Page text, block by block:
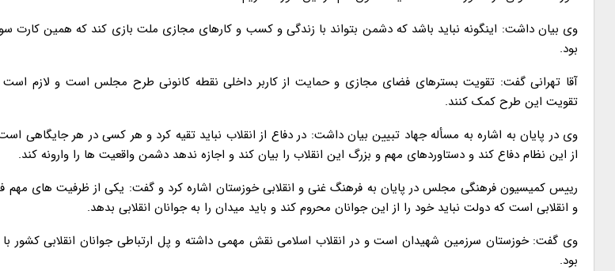
وی بیان داشت: اینگونه نباید باشد که دشمن بتواند با زندگی و کسب و کارهای مجازی ملت بازی کند که همین کارت
بود.
آقا تهرانی گفت: تقویت بسترهای فضای مجازی و حمایت از کاربر داخلی نقطه کانونی طرح مجلس است و لازم است
تقویت این طرح کمک کنند.
وی در پایان به اشاره به مسأله جهاد تبیین بیان داشت: در دفاع از انقلاب نباید تقیه کرد و هر کسی در هر جایگاهی است
از این نظام دفاع کند و دستاوردهای مهم و بزرگ این انقلاب را بیان کند و اجازه ندهد دشمن واقعیت ها را وارونه کند.
رییس کمیسیون فرهنگی مجلس در پایان به فرهنگ غنی و انقلابی خوزستان اشاره کرد و گفت: یکی از ظرفیت های مهم
و انقلابی است که دولت نباید خود را از این جوانان محروم کند و باید میدان را به جوانان انقلابی بدهد.
وی گفت: خوزستان سرزمین شهیدان است و در انقلاب اسلامی نقش مهمی داشته و پل ارتباطی جوانان انقلابی کشور با
بود.